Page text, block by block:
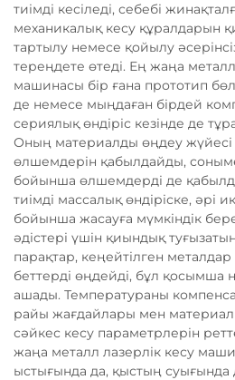
тиімді кесіледі, себебі
механикалық кесу құралдарын
тартылу немесе қойылу
тереңдете өтеді. Ең жаңа
машинасы бір ғана прототип
де немесе мыңдаған бірдей
сериялық өндіріс кезінде де
Оның материалды өңдеу жүйесі
өлшемдерін қабылдайды,
бойынша өлшемдерді де
тиімді массалық өндіріске, әрі
бойынша жасауға мүмкіндік
әдістері үшін қиындық
парақтар, кеңейтілген
беттерді өңдейді, бұл қосымша
ашады. Температураны
райы жағдайлары мен
сәйкес кесу параметрлерін
жаңа металл лазерлік кесу
ыстығында да, қыстың